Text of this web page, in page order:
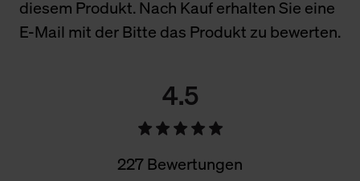
diesem Produkt. Nach Kauf erhalten Sie eine
E-Mail mit der Bitte das Produkt zu bewerten.
4.5
227 Bewertungen